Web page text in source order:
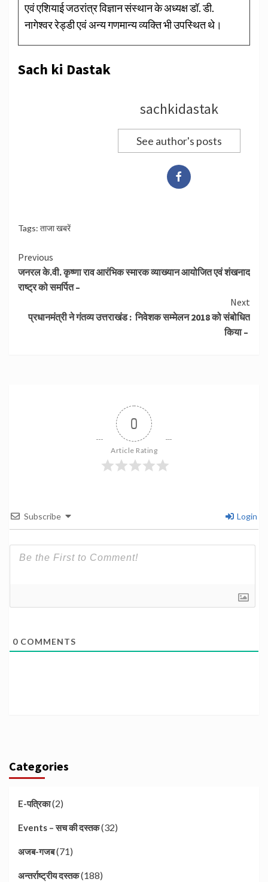
एवं एशियाई जठरांत्र विज्ञान संस्थान के अध्यक्ष डॉ. डी.
नागेश्वर रेड्डी एवं अन्य गणमान्य व्यक्ति भी उपस्थित थे।
Sach ki Dastak
sachkidastak
See author's posts
Tags: ताजा खबरें
Continue
Reading
Previous
जनरल के.वी. कृष्णा राव आरंभिक स्मारक व्याख्यान आयोजित एवं शंखनाद
राष्ट्र को समर्पित –
Next
प्रधानमंत्री ने गंतव्य उत्तराखंड : निवेशक सम्मेलन 2018 को संबोधित
किया –
0
Article Rating
Subscribe Login
0 COMMENTS
Categories
E-पत्रिका(2)
Events – सच की दस्तक(32)
अजब-गजब(71)
अन्तर्राष्ट्रीय दस्तक(188)